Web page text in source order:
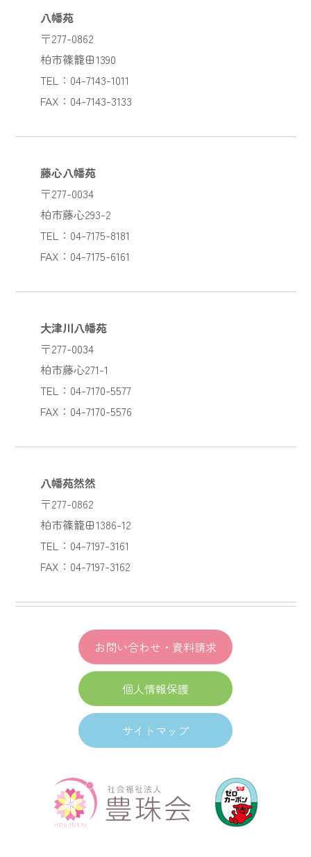
八幡苑
〒277-0862
柏市篠籠田1390
TEL：04-7143-1011
FAX：04-7143-3133
藤心八幡苑
〒277-0034
柏市藤心293-2
TEL：04-7175-8181
FAX：04-7175-6161
大津川八幡苑
〒277-0034
柏市藤心271-1
TEL：04-7170-5577
FAX：04-7170-5576
八幡苑然然
〒277-0862
柏市篠籠田1386-12
TEL：04-7197-3161
FAX：04-7197-3162
お問い合わせ・資料請求
個人情報保護
サイトマップ